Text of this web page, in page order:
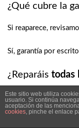
¿Qué cubre la
Si reaparece,
Sí, garantía por
¿Reparáis todas
Si es muy antiguo,
Sí, gama blanca.
Este sitio web utiliza
usuario. Si continúa
aceptación de las
cookies, pinche el enlace